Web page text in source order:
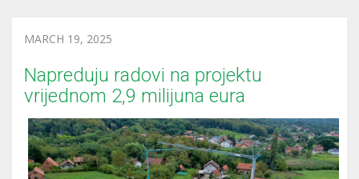
MARCH 19, 2025
Napreduju radovi na projektu
vrijednom 2,9 milijuna eura